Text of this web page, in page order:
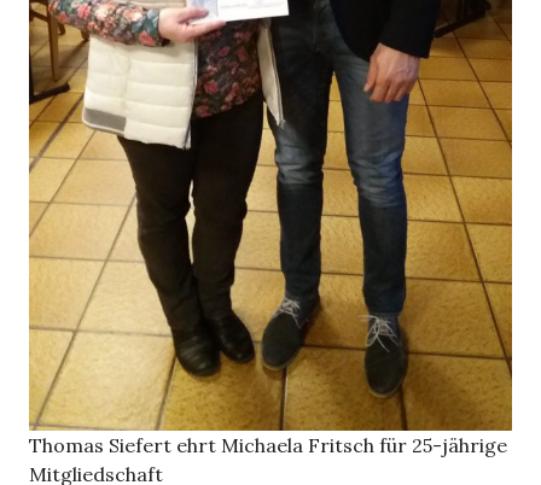
Thomas Siefert ehrt Michaela Fritsch für 25-jährige
Mitgliedschaft